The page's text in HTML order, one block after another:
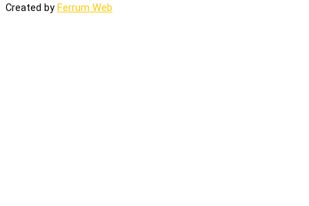
Created by Ferrum Web